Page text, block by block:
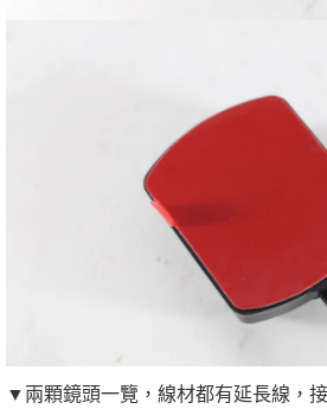
▼兩顆鏡頭一覽，線材都有延長線，